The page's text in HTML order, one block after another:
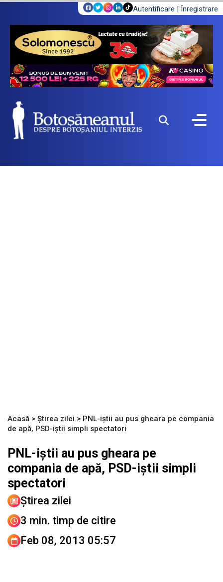
Autentificare | Înregistrare
Acasă > Știrea zilei > PNL-iştii au pus gheara pe compania
de apă, PSD-iştii simpli spectatori
PNL-iştii au pus gheara pe
compania de apă, PSD-iştii simpli
spectatori
Știrea zilei
3 min. timp de citire
Feb 08, 2013 05:57